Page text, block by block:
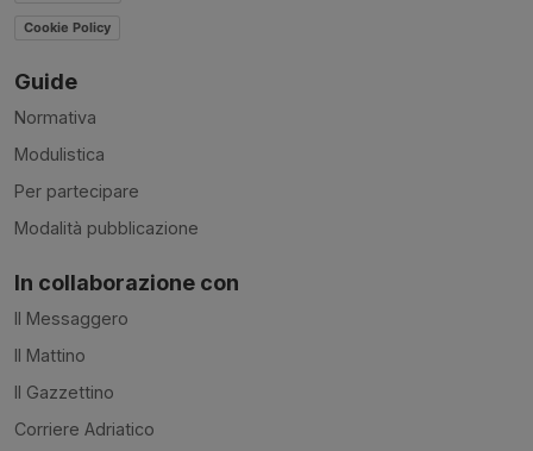
Cookie Policy
Guide
Normativa
Modulistica
Per partecipare
Modalità pubblicazione
In collaborazione con
Il Messaggero
Il Mattino
Il Gazzettino
Corriere Adriatico